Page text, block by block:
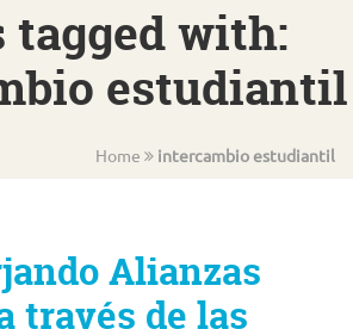
tagged with:
estudiantil
Home intercambio estudiantil
Alianzas
través de las